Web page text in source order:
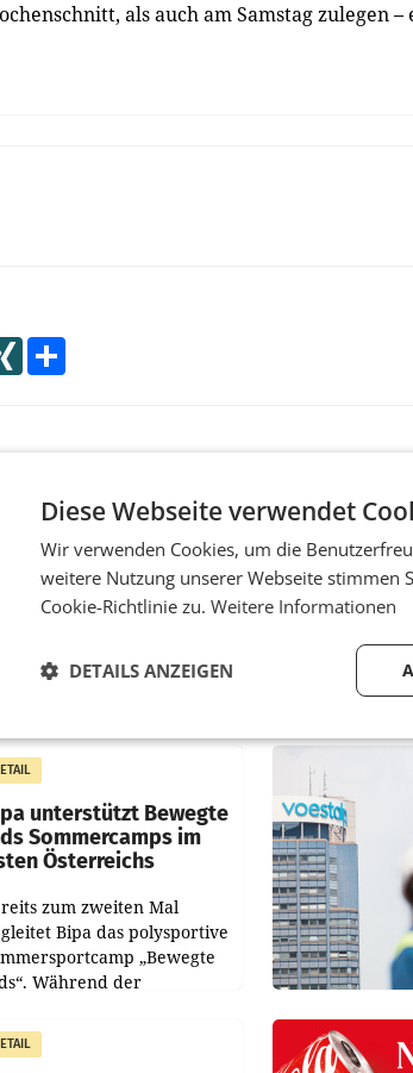
als auch am Samstag zulegen
XING
U-Ausschuss -
fordert sensible
dazu auf, im
Ausschuss zu den
des Ex-Sektionschefs
Justizministerium, Christian
auf sensible
unterstützt Bewegte
Sommercamps im
Österreichs
zum zweiten Mal
Bipa das polysportive
„Bewegte
Während der
und August versorgt das
Kinder sowie
Diese Webseite verwendet
Wir verwenden Cookies, um die
weitere Nutzung unserer Webseite stimmen
Cookie-Richtlinie zu. Weitere Informationen
DETAILS ANZEIGEN